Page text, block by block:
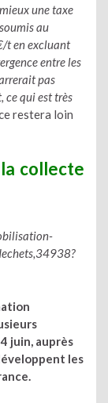
une taxe
au
t en excluant
entre les
pas
qui est très
restera loin
collecte
juin, auprès
les